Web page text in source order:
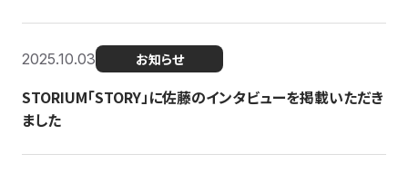
2025.10.03 お知らせ
STORIUM「STORY」に佐藤のインタビューを掲載いただき
ました